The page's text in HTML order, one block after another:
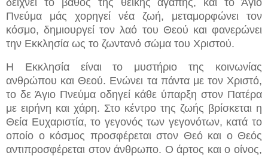
δείχνει το βάθος της θεϊκής αγάπης, και το Άγιο
Πνεύμα μάς χορηγεί νέα ζωή, μεταμορφώνει τον
κόσμο, δημιουργεί τον λαό του Θεού και φανερώνει
την Εκκλησία ως το ζωντανό σώμα του Χριστού.
Η Εκκλησία είναι το μυστήριο της κοινωνίας
ανθρώπου και Θεού. Ενώνει τα πάντα με τον Χριστό,
το δε Άγιο Πνεύμα οδηγεί κάθε ύπαρξη στον Πατέρα
με ειρήνη και χάρη. Στο κέντρο της ζωής βρίσκεται η
Θεία Ευχαριστία, το γεγονός των γεγονότων, κατά το
οποίο ο κόσμος προσφέρεται στον Θεό και ο Θεός
αντιπροσφέρεται στον άνθρωπο. Ο άρτος και ο οίνος,